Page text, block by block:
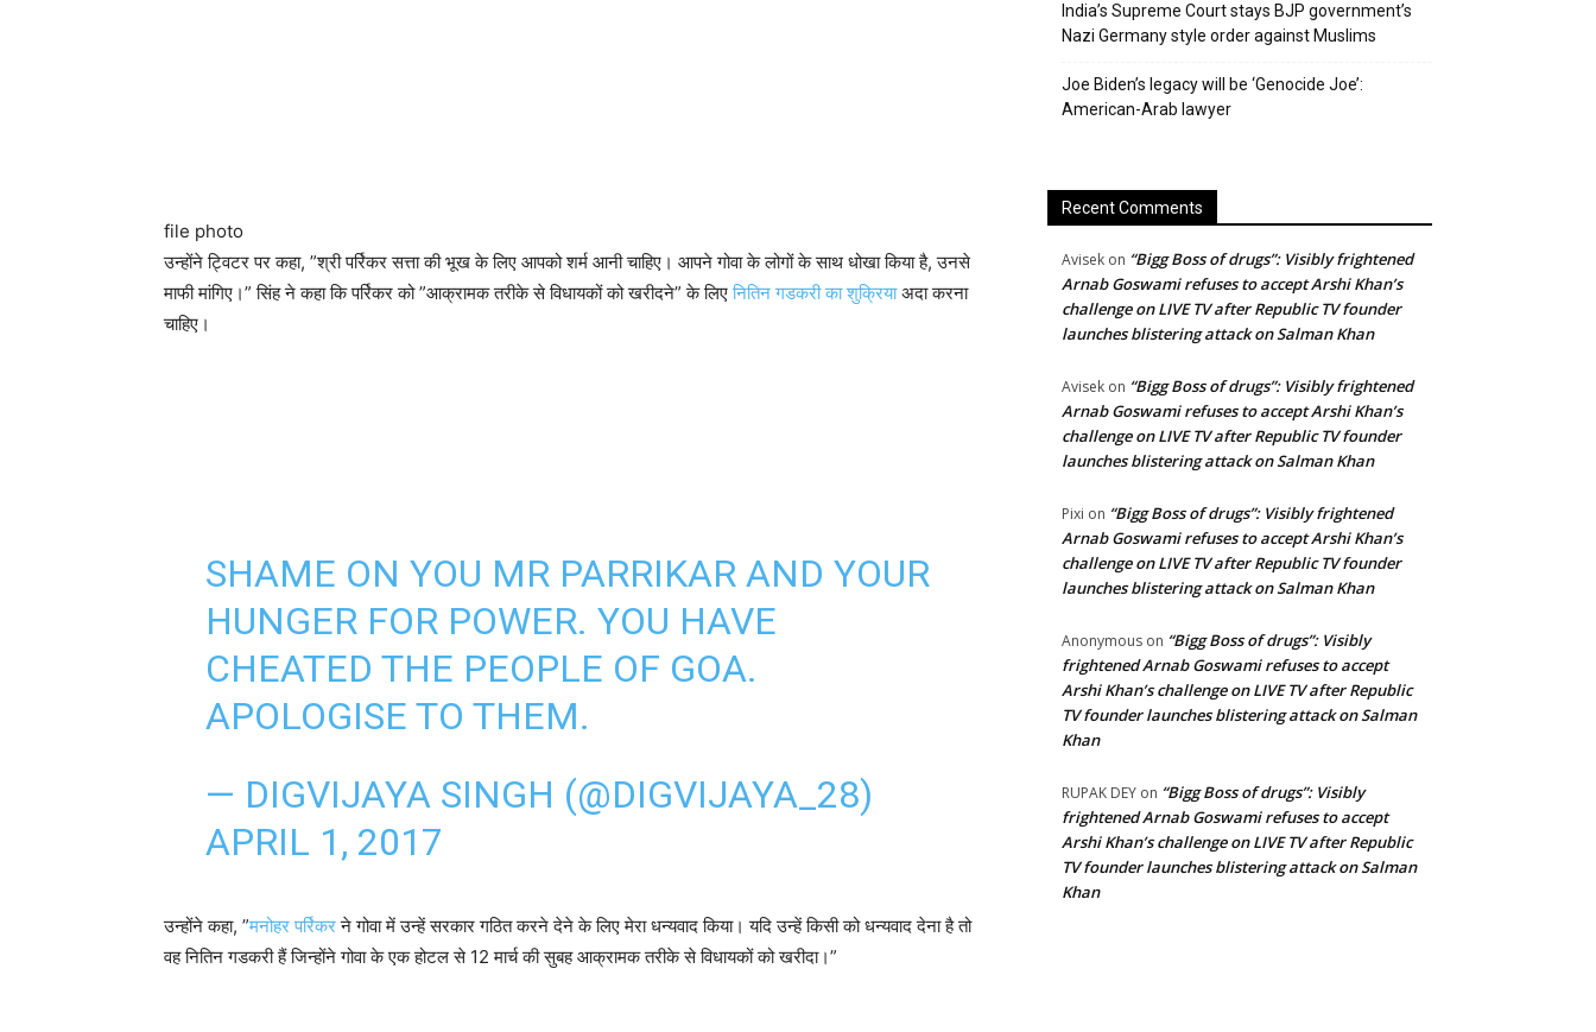
file photo
उन्होंने ट्विटर पर कहा, ”श्री पर्रिकर सत्ता की भूख के लिए आपको शर्म आनी चाहिए। आपने गोवा के लोगों के साथ धोखा किया है, उनसे
माफी मांगिए।” सिंह ने कहा कि पर्रिकर को ”आक्रामक तरीके से विधायकों को खरीदने” के लिएनितिन गडकरी का शुक्रियाअदा करना
चाहिए।
SHAME ON YOU MR PARRIKAR AND YOUR
HUNGER FOR POWER. YOU HAVE
CHEATED THE PEOPLE OF GOA.
APOLOGISE TO THEM.
— DIGVIJAYA SINGH (@DIGVIJAYA_28)
APRIL 1, 2017
उन्होंने कहा, ”मनोहर पर्रिकरने गोवा में उन्हें सरकार गठित करने देने के लिए मेरा धन्यवाद किया। यदि उन्हें किसी को धन्यवाद देना है तो
वह नितिन गडकरी हैं जिन्होंने गोवा के एक होटल से 12 मार्च की सुबह आक्रामक तरीके से विधायकों को खरीदा।”
India’s Supreme Court stays BJP government’s
Nazi Germany style order against Muslims
Joe Biden’s legacy will be ‘Genocide Joe’:
American-Arab lawyer
Recent Comments
Avisek on “Bigg Boss of drugs”: Visibly frightened
Arnab Goswami refuses to accept Arshi Khan’s
challenge on LIVE TV after Republic TV founder
launches blistering attack on Salman Khan
Avisek on “Bigg Boss of drugs”: Visibly frightened
Arnab Goswami refuses to accept Arshi Khan’s
challenge on LIVE TV after Republic TV founder
launches blistering attack on Salman Khan
Pixi on “Bigg Boss of drugs”: Visibly frightened
Arnab Goswami refuses to accept Arshi Khan’s
challenge on LIVE TV after Republic TV founder
launches blistering attack on Salman Khan
Anonymous on “Bigg Boss of drugs”: Visibly
frightened Arnab Goswami refuses to accept
Arshi Khan’s challenge on LIVE TV after Republic
TV founder launches blistering attack on Salman
Khan
RUPAK DEY on “Bigg Boss of drugs”: Visibly
frightened Arnab Goswami refuses to accept
Arshi Khan’s challenge on LIVE TV after Republic
TV founder launches blistering attack on Salman
Khan